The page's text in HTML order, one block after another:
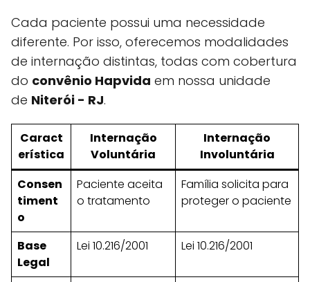
Cada paciente possui uma necessidade
diferente. Por isso, oferecemos modalidades
de internação distintas, todas com cobertura
do convênio Hapvida em nossa unidade
de Niterói - RJ.
Caract
erística
Internação
Voluntária
Internação
Involuntária
Consen
timent
o
Paciente aceita
o tratamento
Família solicita para
proteger o paciente
Base
Legal
Lei 10.216/2001 Lei 10.216/2001